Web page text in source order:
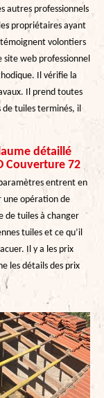
autres professionnels
propriétaires ayant
volontiers
web professionnel
Il vérifie la
Il prend toutes
de tuiles terminés, il
détaillé
Couverture 72
entrent en
une opération de
de tuiles à changer
tuiles et ce qu’il
Il y a les prix
les détails des prix